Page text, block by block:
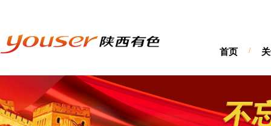
首页 /